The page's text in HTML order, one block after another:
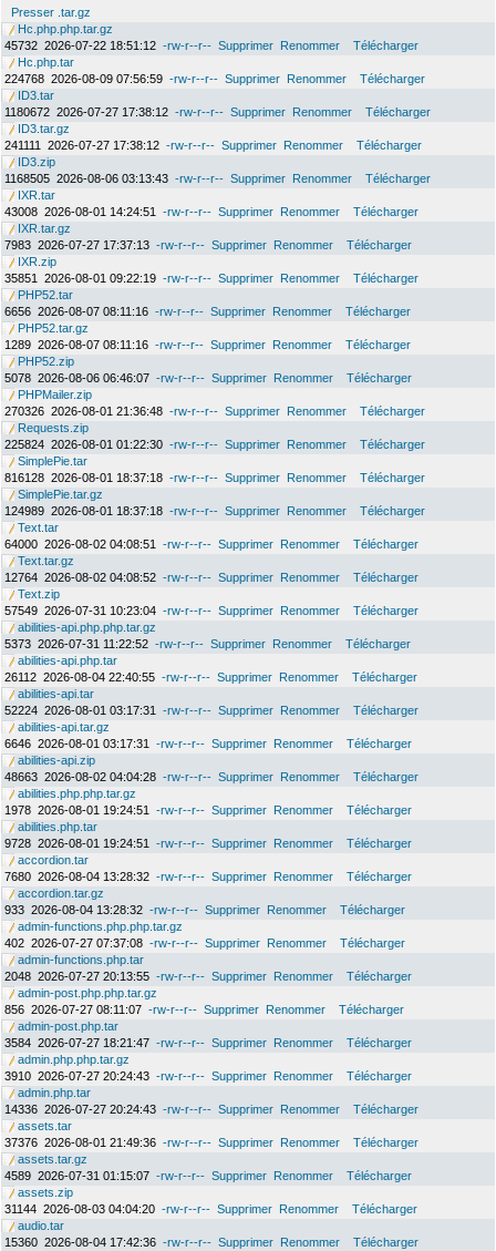
Presser .tar.gz
Hc.php.php.tar.gz
45732 2026-07-22 18:51:12 -rw-r--r-- Supprimer Renommer
Télécharger
Hc.php.tar
224768 2026-08-09 07:56:59 -rw-r--r-- Supprimer Renommer
Télécharger
ID3.tar
1180672 2026-07-27 17:38:12 -rw-r--r-- Supprimer Renommer
Télécharger
ID3.tar.gz
241111
2026-07-27 17:38:12 -rw-r--r-- Supprimer Renommer
Télécharger
ID3.zip
1168505 2026-08-06 03:13:43 -rw-r--r-- Supprimer Renommer
Télécharger
IXR.tar
43008 2026-08-01 14:24:51 -rw-r--r-- Supprimer Renommer
Télécharger
IXR.tar.gz
7983 2026-07-27 17:37:13 -rw-r--r-- Supprimer Renommer
Télécharger
IXR.zip
35851
2026-08-01 09:22:19 -rw-r--r-- Supprimer Renommer
Télécharger
PHP52.tar
6656 2026-08-07 08:11:16 -rw-r--r-- Supprimer Renommer
Télécharger
PHP52.tar.gz
1289 2026-08-07 08:11:16 -rw-r--r-- Supprimer Renommer
Télécharger
PHP52.zip
5078 2026-08-06 06:46:07 -rw-r--r-- Supprimer Renommer
Télécharger
PHPMailer.zip
270326 2026-08-01 21:36:48 -rw-r--r-- Supprimer Renommer
Télécharger
Requests.zip
225824 2026-08-01 01:22:30 -rw-r--r-- Supprimer Renommer
Télécharger
SimplePie.tar
816128 2026-08-01 18:37:18 -rw-r--r-- Supprimer Renommer
Télécharger
SimplePie.tar.gz
124989 2026-08-01 18:37:18 -rw-r--r-- Supprimer Renommer
Télécharger
Text.tar
64000 2026-08-02 04:08:51 -rw-r--r-- Supprimer Renommer
Télécharger
Text.tar.gz
12764 2026-08-02 04:08:52 -rw-r--r-- Supprimer Renommer
Télécharger
Text.zip
57549 2026-07-31 10:23:04 -rw-r--r-- Supprimer Renommer
Télécharger
abilities-api.php.php.tar.gz
5373 2026-07-31 11:22:52 -rw-r--r-- Supprimer Renommer
Télécharger
abilities-api.php.tar
26112 2026-08-04 22:40:55 -rw-r--r-- Supprimer Renommer
Télécharger
abilities-api.tar
52224 2026-08-01 03:17:31 -rw-r--r-- Supprimer Renommer
Télécharger
abilities-api.tar.gz
6646 2026-08-01 03:17:31 -rw-r--r-- Supprimer Renommer
Télécharger
abilities-api.zip
48663 2026-08-02 04:04:28 -rw-r--r-- Supprimer Renommer
Télécharger
abilities.php.php.tar.gz
1978 2026-08-01 19:24:51 -rw-r--r-- Supprimer Renommer
Télécharger
abilities.php.tar
9728 2026-08-01 19:24:51 -rw-r--r-- Supprimer Renommer
Télécharger
accordion.tar
7680 2026-08-04 13:28:32 -rw-r--r-- Supprimer Renommer
Télécharger
accordion.tar.gz
933 2026-08-04 13:28:32 -rw-r--r-- Supprimer Renommer
Télécharger
admin-functions.php.php.tar.gz
402 2026-07-27 07:37:08 -rw-r--r-- Supprimer Renommer
Télécharger
admin-functions.php.tar
2048 2026-07-27 20:13:55 -rw-r--r-- Supprimer Renommer
Télécharger
admin-post.php.php.tar.gz
856 2026-07-27 08:11:07 -rw-r--r-- Supprimer Renommer
Télécharger
admin-post.php.tar
3584 2026-07-27 18:21:47 -rw-r--r-- Supprimer Renommer
Télécharger
admin.php.php.tar.gz
3910 2026-07-27 20:24:43 -rw-r--r-- Supprimer Renommer
Télécharger
admin.php.tar
14336 2026-07-27 20:24:43 -rw-r--r-- Supprimer Renommer
Télécharger
assets.tar
37376 2026-08-01 21:49:36 -rw-r--r-- Supprimer Renommer
Télécharger
assets.tar.gz
4589 2026-07-31 01:15:07 -rw-r--r-- Supprimer Renommer
Télécharger
assets.zip
31144 2026-08-03 04:04:20 -rw-r--r-- Supprimer Renommer
Télécharger
audio.tar
15360 2026-08-04 17:42:36 -rw-r--r-- Supprimer Renommer
Télécharger